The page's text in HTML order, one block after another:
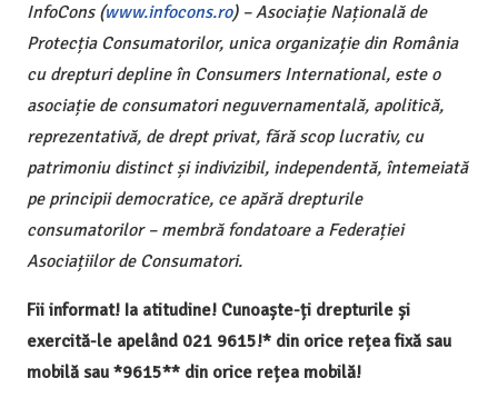
InfoCons (www.infocons.ro) – Asociație Națională de
Protecția Consumatorilor, unica organizație din România
cu drepturi depline în Consumers International, este o
asociație de consumatori neguvernamentală, apolitică,
reprezentativă, de drept privat, fără scop lucrativ, cu
patrimoniu distinct și indivizibil, independentă, întemeiată
pe principii democratice, ce apără drepturile
consumatorilor – membră fondatoare a Federației
Asociațiilor de Consumatori.
Fii informat! Ia atitudine! Cunoaște-ți drepturile și
exercită-le apelând 021 9615!* din orice rețea fixă sau
mobilă sau *9615** din orice rețea mobilă!